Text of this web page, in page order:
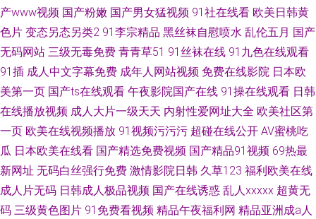
产www视频 国产粉嫩 国产男女猛视频 91社在线看 欧美日韩黄
色片 变态另态另类2 91李宗精品 黑丝袜自慰喷水 乱伦五月 国产
无码网站 三级无毒免费 青青草51 91丝袜在线 91九色在线观看
91插 成人中文字幕免费 成年人网站视频 免费在线影院 日本欧
美第一页 国产ts在线观看 午夜影院国产在线 91操在线观看 日韩
在线播放视频 成人大片一级天天 内射性爱网址大全 欧美社区第
一页 欧美在线视频播放 91视频污污污 超碰在线公开 AV蜜桃吃
瓜 日本欧美在线看 国产精选免费视频 国产精品91视频 69热最
新网址 无码白丝强行免费 激情影院日韩 久草123 福利欧美在线
成人片无码 日韩成人极品视频 国产在线诱惑 乱人xxxxx 超黄无
码 三级黄色图片 91免费看视频 精品午夜福利网 精品亚洲成a人